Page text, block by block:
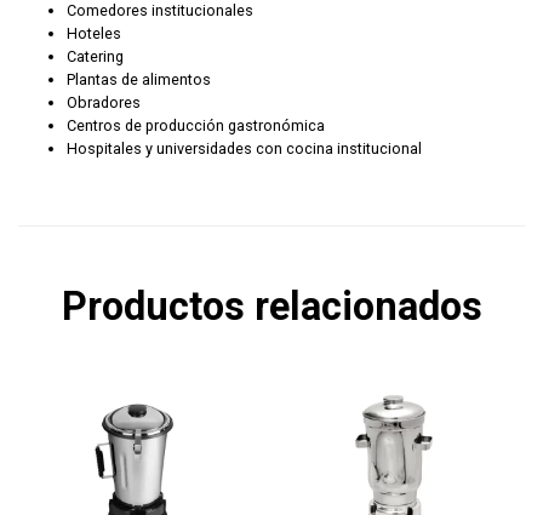
Comedores institucionales
Hoteles
Catering
Plantas de alimentos
Obradores
Centros de producción gastronómica
Hospitales y universidades con cocina institucional
Productos relacionados